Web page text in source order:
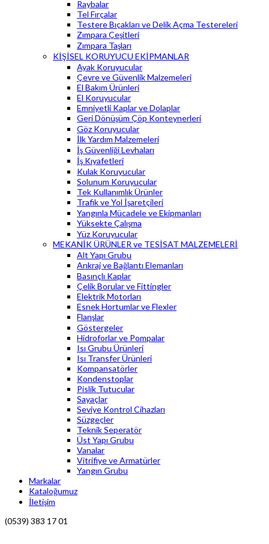
Raybalar
Tel Fırçalar
Testere Bıçakları ve Delik Açma Testereleri
Zımpara Çeşitleri
Zımpara Taşları
KİŞİSEL KORUYUCU EKİPMANLAR
Ayak Koruyucular
Çevre ve Güvenlik Malzemeleri
El Bakım Ürünleri
El Koruyucular
Emniyetli Kaplar ve Dolaplar
Geri Dönüşüm Çöp Konteynerleri
Göz Koruyucular
İlk Yardım Malzemeleri
İş Güvenliği Levhaları
İş Kıyafetleri
Kulak Koruyucular
Solunum Koruyucular
Tek Kullanımlık Ürünler
Trafik ve Yol İşaretçileri
Yangınla Mücadele ve Ekipmanları
Yüksekte Çalışma
Yüz Koruyucular
MEKANİK ÜRÜNLER ve TESİSAT MALZEMELERİ
Alt Yapı Grubu
Ankraj ve Bağlantı Elemanları
Basınçlı Kaplar
Çelik Borular ve Fittingler
Elektrik Motorları
Esnek Hortumlar ve Flexler
Flanşlar
Göstergeler
Hidroforlar ve Pompalar
Isı Grubu Ürünleri
Isı Transfer Ürünleri
Kompansatörler
Kondenstoplar
Pislik Tutucular
Sayaçlar
Seviye Kontrol Cihazları
Süzgeçler
Teknik Seperatör
Üst Yapı Grubu
Vanalar
Vitrifiye ve Armatürler
Yangın Grubu
Markalar
Kataloğumuz
İletişim
(0539) 383 17 01